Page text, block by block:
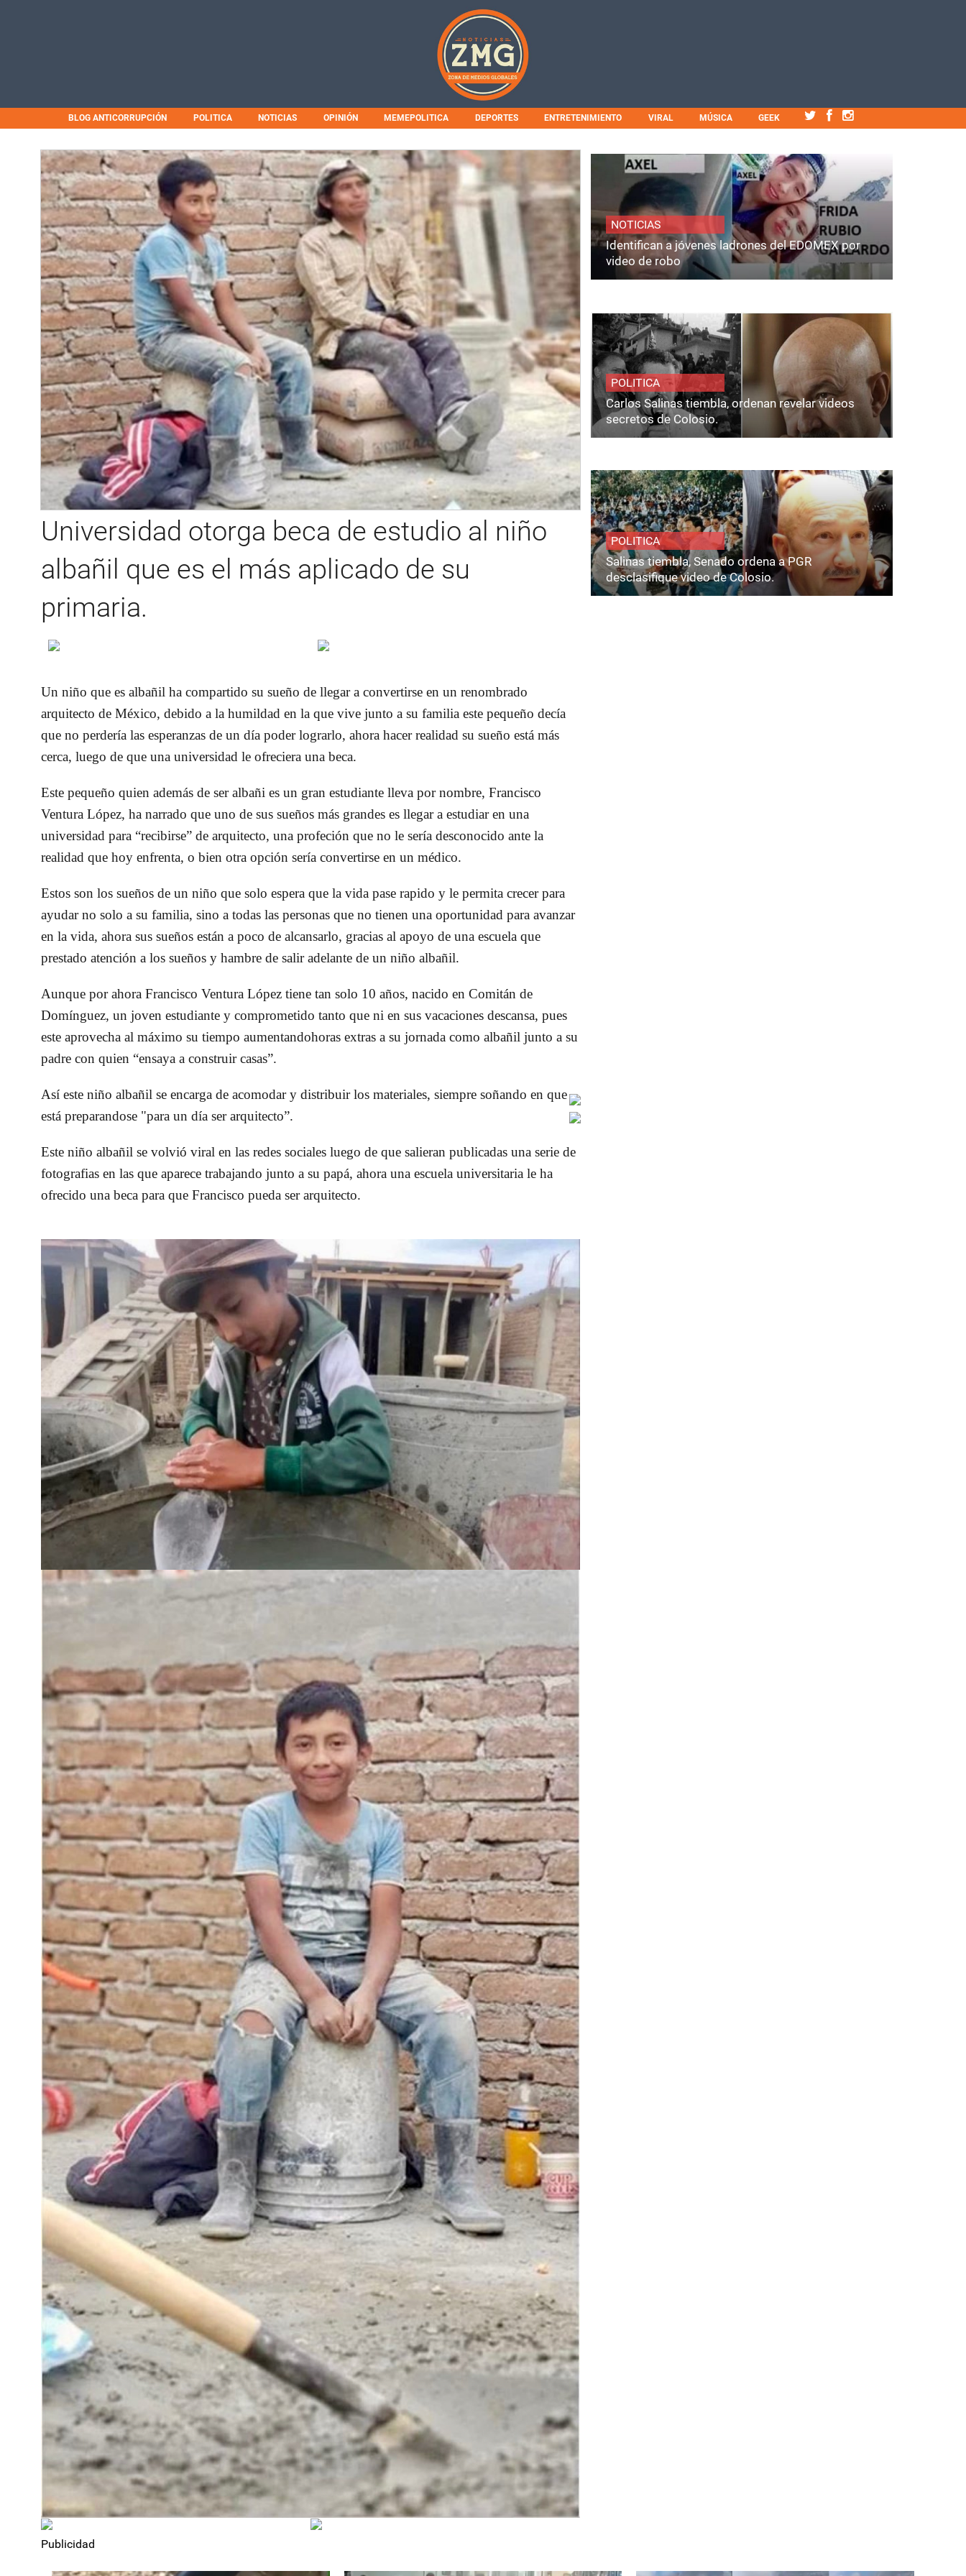
BLOG ANTICORRUPCIÓN POLITICA NOTICIAS OPINIÓN MEMEPOLITICA DEPORTES ENTRETENIMIENTO VIRAL MÚSICA GEEK
Universidad otorga beca de estudio al niño
albañil que es el más aplicado de su
primaria.
Un niño que es albañil ha compartido su sueño de llegar a convertirse en un renombrado
arquitecto de México, debido a la humildad en la que vive junto a su familia este pequeño decía
que no perdería las esperanzas de un día poder lograrlo, ahora hacer realidad su sueño está más
cerca, luego de que una universidad le ofreciera una beca.
Este pequeño quien además de ser albañi es un gran estudiante lleva por nombre, Francisco
Ventura López, ha narrado que uno de sus sueños más grandes es llegar a estudiar en una
universidad para “recibirse” de arquitecto, una profeción que no le sería desconocido ante la
realidad que hoy enfrenta, o bien otra opción sería convertirse en un médico.
Estos son los sueños de un niño que solo espera que la vida pase rapido y le permita crecer para
ayudar no solo a su familia, sino a todas las personas que no tienen una oportunidad para avanzar
en la vida, ahora sus sueños están a poco de alcansarlo, gracias al apoyo de una escuela que
prestado atención a los sueños y hambre de salir adelante de un niño albañil.
Aunque por ahora Francisco Ventura López tiene tan solo 10 años, nacido en Comitán de
Domínguez, un joven estudiante y comprometido tanto que ni en sus vacaciones descansa, pues
este aprovecha al máximo su tiempo aumentandohoras extras a su jornada como albañil junto a su
padre con quien “ensaya a construir casas”.
Así este niño albañil se encarga de acomodar y distribuir los materiales, siempre soñando en que
está preparandose "para un día ser arquitecto”.
Este niño albañil se volvió viral en las redes sociales luego de que salieran publicadas una serie de
fotografias en las que aparece trabajando junto a su papá, ahora una escuela universitaria le ha
ofrecido una beca para que Francisco pueda ser arquitecto.
Publicidad
NOTICIAS
Identifican a jóvenes ladrones del EDOMEX por
video de robo
POLITICA
Carlos Salinas tiembla, ordenan revelar videos
secretos de Colosio.
POLITICA
Salinas tiembla, Senado ordena a PGR
desclasifique video de Colosio.